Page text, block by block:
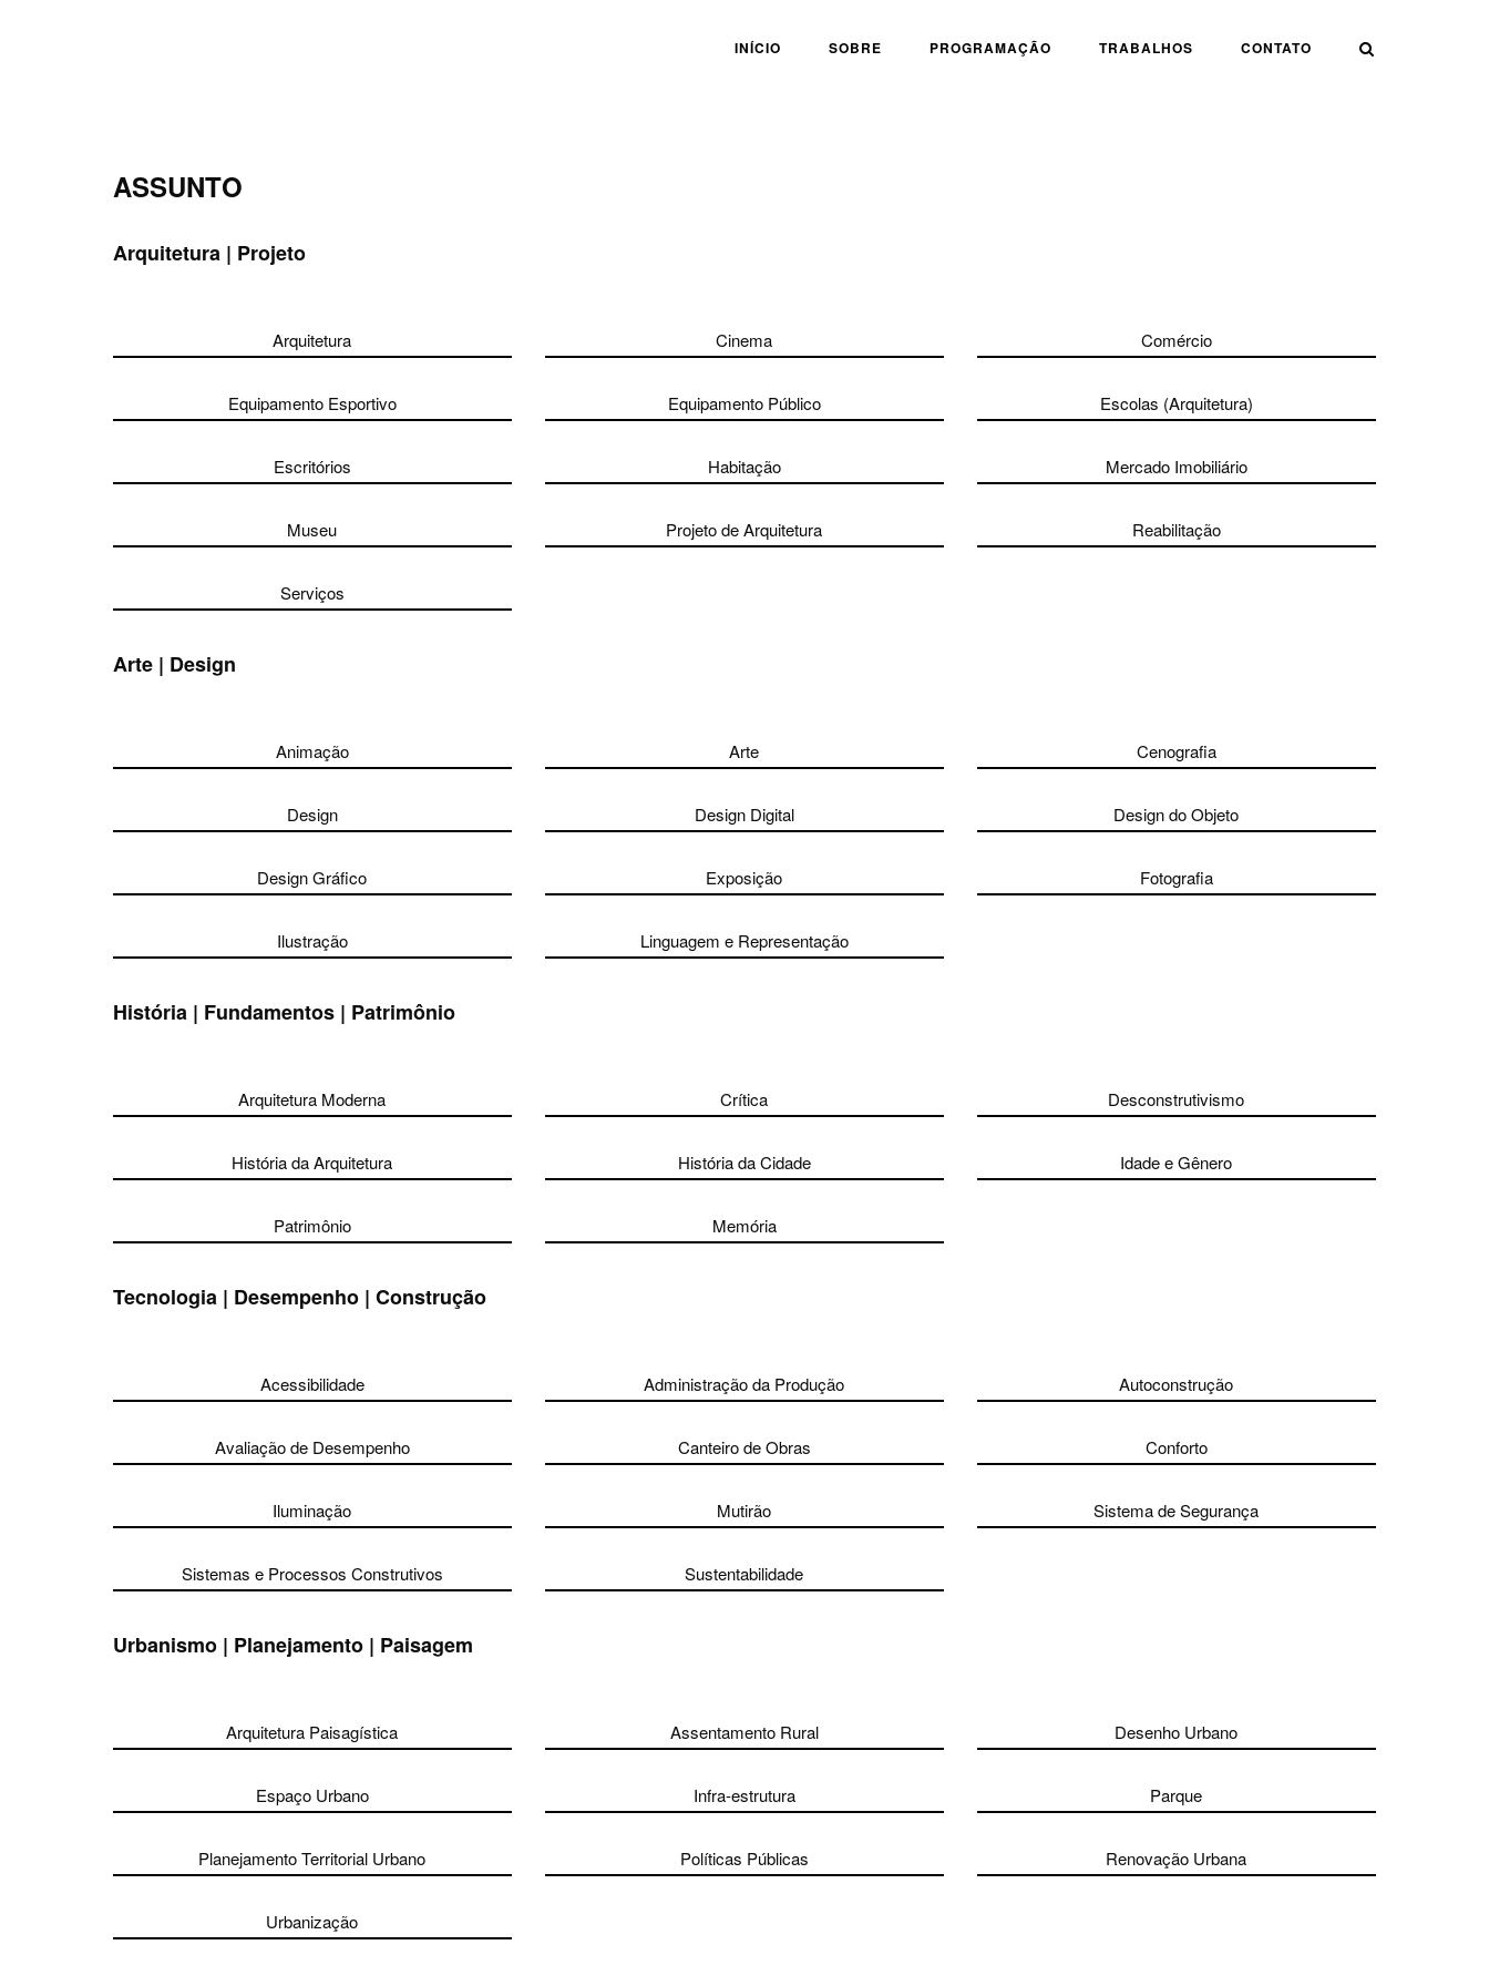
INÍCIO SOBRE PROGRAMAÇÃO TRABALHOS CONTATO
ASSUNTO
Arquitetura | Projeto
Arquitetura
Equipamento Esportivo
Escritórios
Museu
Serviços
Cinema
Equipamento Público
Habitação
Projeto de Arquitetura
Comércio
Escolas (Arquitetura)
Mercado Imobiliário
Reabilitação
Arte | Design
Animação
Design
Design Gráfico
Ilustração
Arte
Design Digital
Exposição
Linguagem e Representação
Cenografia
Design do Objeto
Fotografia
História | Fundamentos | Patrimônio
Arquitetura Moderna
História da Arquitetura
Patrimônio
Crítica
História da Cidade
Memória
Desconstrutivismo
Idade e Gênero
Tecnologia | Desempenho | Construção
Acessibilidade
Avaliação de Desempenho
Iluminação
Sistemas e Processos Construtivos
Administração da Produção
Canteiro de Obras
Mutirão
Sustentabilidade
Autoconstrução
Conforto
Sistema de Segurança
Urbanismo | Planejamento | Paisagem
Arquitetura Paisagística
Espaço Urbano
Planejamento Territorial Urbano
Urbanização
Assentamento Rural
Infra-estrutura
Políticas Públicas
Desenho Urbano
Parque
Renovação Urbana